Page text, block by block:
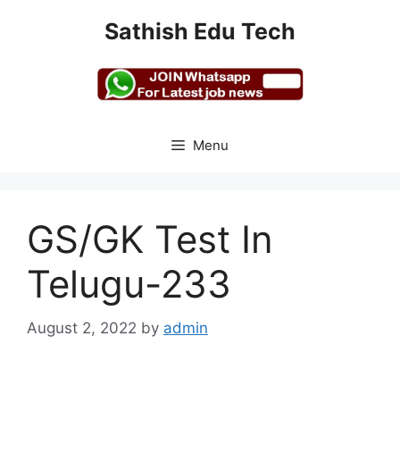
Sathish Edu Tech
Menu
GS/GK Test In
Telugu-233
August 2, 2022 by admin